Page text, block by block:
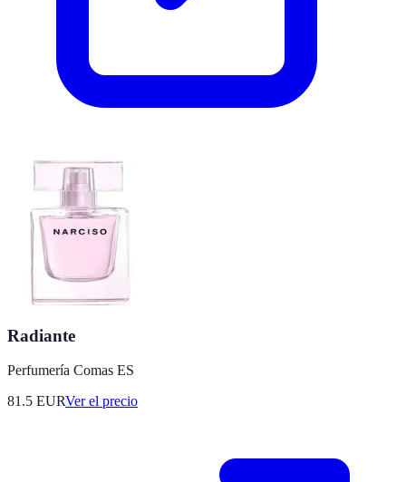
Radiante
Perfumería Comas ES
81.5 EURVer el precio